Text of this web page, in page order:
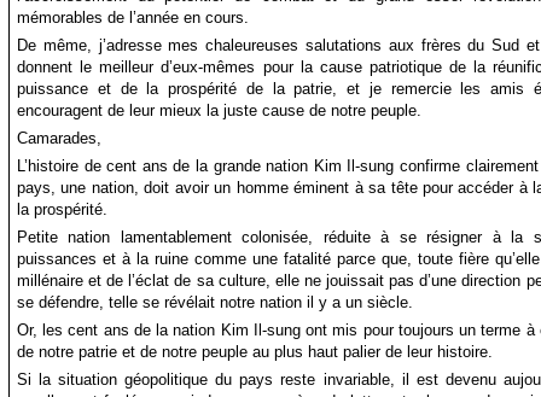
mémorables de l’année en cours.
De même, j’adresse mes chaleureuses salutations aux frères du Sud
donnent le meilleur d’eux-mêmes pour la cause patriotique de la
puissance et de la prospérité de la patrie, et je remercie les amis
encouragent de leur mieux la juste cause de notre peuple.
Camarades,
L’histoire de cent ans de la grande nation Kim Il-sung confirme
pays, une nation, doit avoir un homme éminent à sa tête pour accéder à
la prospérité.
Petite nation lamentablement colonisée, réduite à se résigner à la
puissances et à la ruine comme une fatalité parce que, toute fière
millénaire et de l’éclat de sa culture, elle ne jouissait pas d’une direction
se défendre, telle se révélait notre nation il y a un siècle.
Or, les cent ans de la nation Kim Il-sung ont mis pour toujours un terme
de notre patrie et de notre peuple au plus haut palier de leur histoire.
Si la situation géopolitique du pays reste invariable, il est devenu